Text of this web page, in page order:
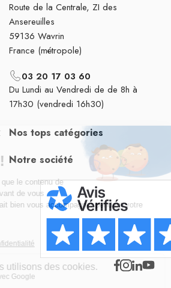
Route de la Centrale, ZI des
Ansereuilles
59136 Wavrin
France (métropole)
03 20 17 03 60
Du Lundi au Vendredi de de 8h à
17h30 (vendredi 16h30)
Nos tops catégories
Notre société